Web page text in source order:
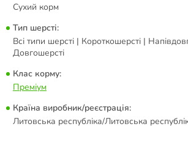
Сухий корм
Тип шерсті:
Всі типи шерсті | Короткошерсті |
Довгошерсті
Клас корму:
Преміум
Країна виробник/реєстрація:
Литовська республіка/Литовська